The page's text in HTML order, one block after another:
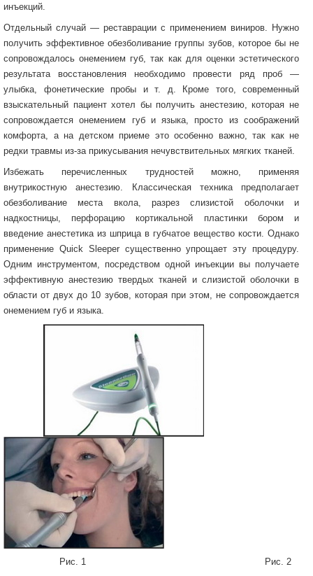
инъекций.
Отдельный случай — реставрации с применением виниров. Нужно
получить эффективное обезболивание группы зубов, которое бы не
сопровождалось онемением губ, так как для оценки эстетического
результата восстановления необходимо провести ряд проб —
улыбка, фонетические пробы и т. д. Кроме того, современный
взыскательный пациент хотел бы получить анестезию, которая не
сопровождается онемением губ и языка, просто из соображений
комфорта, а на детском приеме это особенно важно, так как не
редки травмы из-за прикусывания нечувствительных мягких тканей.
Избежать перечисленных трудностей можно, применяя
внутрикостную анестезию. Классическая техника предполагает
обезболивание места вкола, разрез слизистой оболочки и
надкостницы, перфорацию кортикальной пластинки бором и
введение анестетика из шприца в губчатое вещество кости. Однако
применение Quick Sleeper существенно упрощает эту процедуру.
Одним инструментом, посредством одной инъекции вы получаете
эффективную анестезию твердых тканей и слизистой оболочки в
области от двух до 10 зубов, которая при этом, не сопровождается
онемением губ и языка.
Рис. 1 Рис. 2